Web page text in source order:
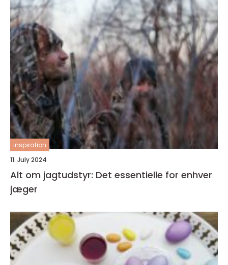
inspiration
11. July 2024
Alt om jagtudstyr: Det essentielle for enhver
jæger